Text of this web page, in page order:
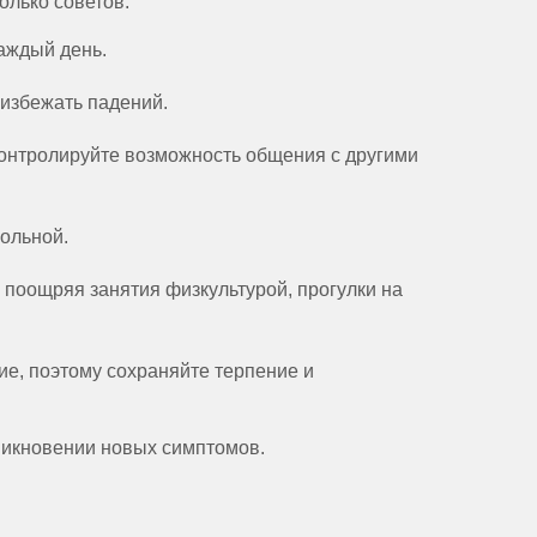
день.
падений.
возможность общения с другими
занятия физкультурой, прогулки на
поэтому сохраняйте терпение и
новых симптомов.